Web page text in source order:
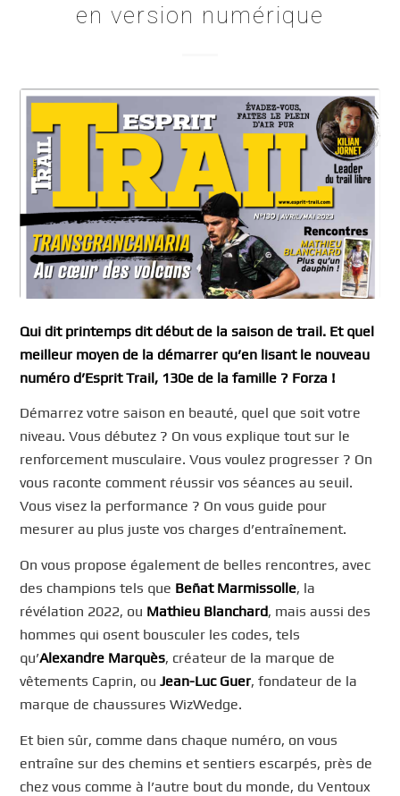
en version numérique
Qui dit printemps dit début de la saison de trail. Et quel
meilleur moyen de la démarrer qu’en lisant le nouveau
numéro d’Esprit Trail, 130e de la famille ? Forza !
Démarrez votre saison en beauté, quel que soit votre
niveau. Vous débutez ? On vous explique tout sur le
renforcement musculaire. Vous voulez progresser ? On
vous raconte comment réussir vos séances au seuil.
Vous visez la performance ? On vous guide pour
mesurer au plus juste vos charges d’entraînement.
On vous propose également de belles rencontres, avec
des champions tels que Beñat Marmissolle, la
révélation 2022, ou Mathieu Blanchard, mais aussi des
hommes qui osent bousculer les codes, tels
qu’Alexandre Marquès, créateur de la marque de
vêtements Caprin, ouJean-Luc Guer, fondateur de la
marque de chaussures WizWedge.
Et bien sûr, comme dans chaque numéro, on vous
entraîne sur des chemins et sentiers escarpés, près de
chez vous comme à l’autre bout du monde, du Ventoux